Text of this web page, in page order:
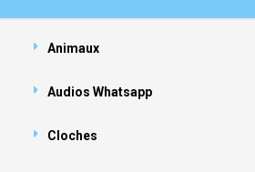
Animaux
Audios Whatsapp
Cloches